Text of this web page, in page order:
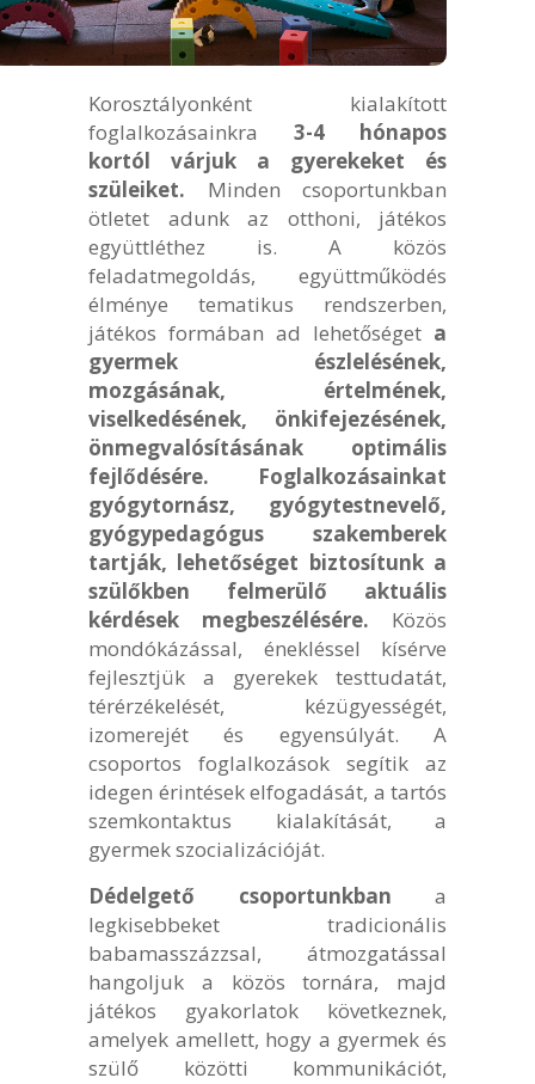
Korosztályonként kialakított
foglalkozásainkra 3-4 hónapos
kortól várjuk a gyerekeket és
szüleiket. Minden csoportunkban
ötletet adunk az otthoni, játékos
együttléthez is. A közös
feladatmegoldás, együttműködés
élménye tematikus rendszerben,
játékos formában ad lehetőséget a
gyermek észlelésének,
mozgásának, értelmének,
viselkedésének, önkifejezésének,
önmegvalósításának optimális
fejlődésére.
Foglalkozásainkat
gyógytornász, gyógytestnevelő,
gyógypedagógus szakemberek
tartják, lehetőséget biztosítunk a
szülőkben felmerülő aktuális
kérdések megbeszélésére. Közös
mondókázással, énekléssel kísérve
fejlesztjük a gyerekek testtudatát,
térérzékelését, kézügyességét,
izomerejét és egyensúlyát. A
csoportos foglalkozások segítik az
idegen érintések elfogadását, a tartós
szemkontaktus kialakítását, a
gyermek szocializációját.
Dédelgető csoportunkban a
legkisebbeket tradicionális
babamasszázzsal, átmozgatással
hangoljuk a közös tornára, majd
játékos gyakorlatok következnek,
amelyek amellett, hogy a gyermek és
szülő közötti kommunikációt,